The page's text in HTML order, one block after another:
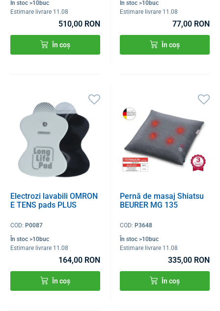
În stoc >10buc
Estimare livrare 11.08
510,00 RON
În coș
În stoc >10buc
Estimare livrare 11.08
77,00 RON
În coș
Electrozi lavabili OMRON
E TENS pads PLUS
COD: P0087
În stoc >10buc
Estimare livrare 11.08
164,00 RON
În coș
Pernă de masaj Shiatsu
BEURER MG 135
COD: P3648
În stoc >10buc
Estimare livrare 11.08
335,00 RON
În coș